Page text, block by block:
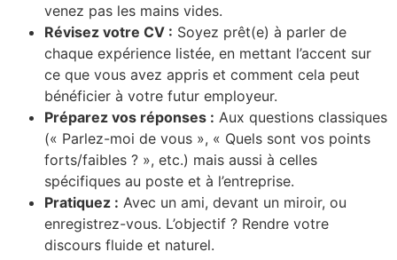
venez pas les mains vides.
Révisez votre CV : Soyez prêt(e) à parler de
chaque expérience listée, en mettant l’accent sur
ce que vous avez appris et comment cela peut
bénéficier à votre futur employeur.
Préparez vos réponses : Aux questions classiques
(« Parlez-moi de vous », « Quels sont vos points
forts/faibles ? », etc.) mais aussi à celles
spécifiques au poste et à l’entreprise.
Pratiquez : Avec un ami, devant un miroir, ou
enregistrez-vous. L’objectif ? Rendre votre
discours fluide et naturel.